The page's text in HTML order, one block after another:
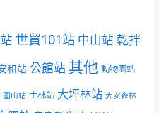
世貿101站 中山站 乾拌
和站 公館站 其他 動物園站
圓山站 士林站 大坪林站 大安森林